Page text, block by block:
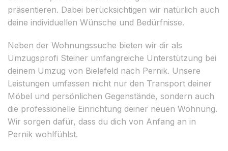
präsentieren. Dabei berücksichtigen wir natürlich auch
deine individuellen Wünsche und Bedürfnisse.
Neben der Wohnungssuche bieten wir dir als
Umzugsprofi Steiner umfangreiche Unterstützung bei
deinem Umzug von Bielefeld nach Pernik. Unsere
Leistungen umfassen nicht nur den Transport deiner
Möbel und persönlichen Gegenstände, sondern auch
die professionelle Einrichtung deiner neuen Wohnung.
Wir sorgen dafür, dass du dich von Anfang an in
Pernik wohlfühlst.